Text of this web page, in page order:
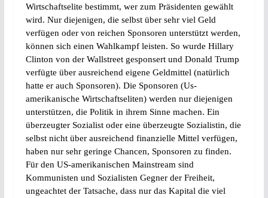
Wirtschaftselite bestimmt, wer zum Präsidenten gewählt
wird. Nur diejenigen, die selbst über sehr viel Geld
verfügen oder von reichen Sponsoren unterstützt werden,
können sich einen Wahlkampf leisten. So wurde Hillary
Clinton von der Wallstreet gesponsert und Donald Trump
verfügte über ausreichend eigene Geldmittel (natürlich
hatte er auch Sponsoren). Die Sponsoren (Us-
amerikanische Wirtschaftseliten) werden nur diejenigen
unterstützen, die Politik in ihrem Sinne machen. Ein
überzeugter Sozialist oder eine überzeugte Sozialistin, die
selbst nicht über ausreichend finanzielle Mittel verfügen,
haben nur sehr geringe Chancen, Sponsoren zu finden.
Für den US-amerikanischen Mainstream sind
Kommunisten und Sozialisten Gegner der Freiheit,
ungeachtet der Tatsache, dass nur das Kapital die viel